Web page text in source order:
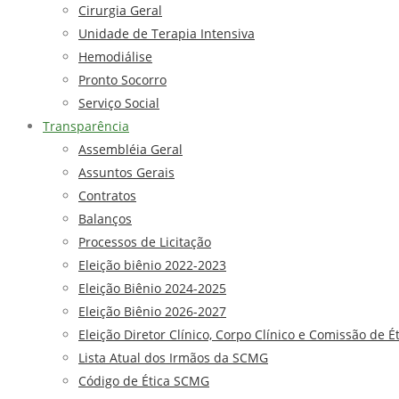
Cirurgia Geral
Unidade de Terapia Intensiva
Hemodiálise
Pronto Socorro
Serviço Social
Transparência
Assembléia Geral
Assuntos Gerais
Contratos
Balanços
Processos de Licitação
Eleição biênio 2022-2023
Eleição Biênio 2024-2025
Eleição Biênio 2026-2027
Eleição Diretor Clínico, Corpo Clínico e Comissão de
Lista Atual dos Irmãos da SCMG
Código de Ética SCMG